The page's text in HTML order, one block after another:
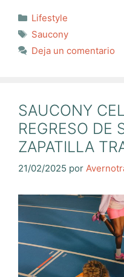
Categorías
Lifestyle
Etiquetas
Saucony
Deja un comentario
SAUCONY
REGRESO DE
ZAPATILLA
21/02/2025 por